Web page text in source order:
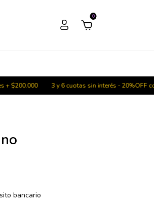
0
3 y 6 cuotas sin interés - 20%OFF con
bancario